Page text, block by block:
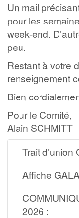
Un mail
pour les
week-end.
peu.
Restant à votre
renseignement
Bien
Pour le Comité,
Alain SCHMITT
Trait d’union
Affiche
2026 :